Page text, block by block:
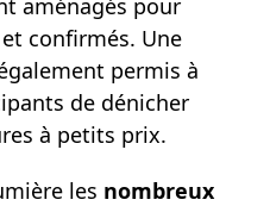
confirmés. Une
permis à
de dénicher
à petits prix.
les nombreux